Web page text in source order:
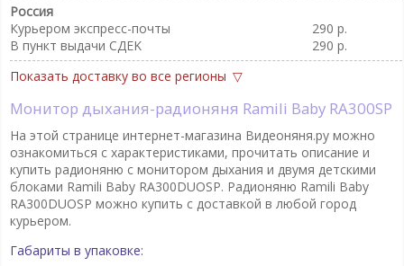
Россия
Курьером экспресс-почты
290 р.
В пункт выдачи CДEK
290 р.
Показать доставку во все регионы
Монитор дыхания-радионяня Ramili Baby RA300SP
На этой странице интернет-магазина Видеоняня.ру можно
ознакомиться с характеристиками, прочитать описание и
купить радионяню с монитором дыхания и двумя детскими
блоками Ramili Baby RA300DUOSP. Радионяню Ramili Baby
RA300DUOSP можно купить с доставкой в любой город
курьером.
Габариты в упаковке: